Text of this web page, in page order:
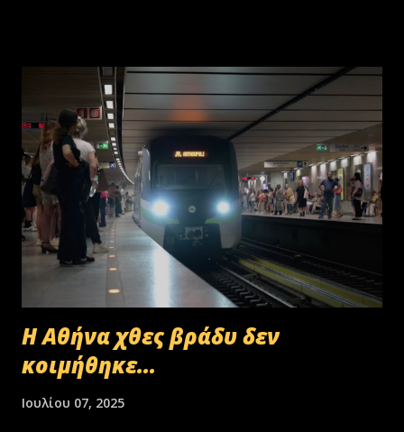
Η Αθήνα χθες βράδυ δεν
κοιμήθηκε...
Ιουλίου 07, 2025